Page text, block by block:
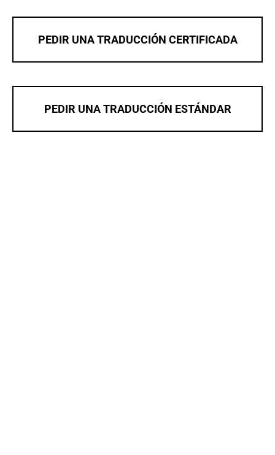
PEDIR UNA TRADUCCIÓN CERTIFICADA
PEDIR UNA TRADUCCIÓN ESTÁNDAR